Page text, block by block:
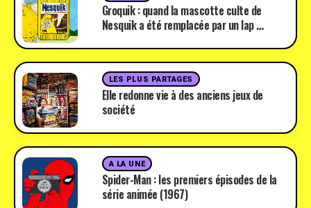
Groquik : quand la mascotte culte de
Nesquik a été remplacée par un lap …
LES PLUS PARTAGES
Elle redonne vie à des anciens jeux de
société
A LA UNE
Spider-Man : les premiers épisodes de la
série animée (1967)